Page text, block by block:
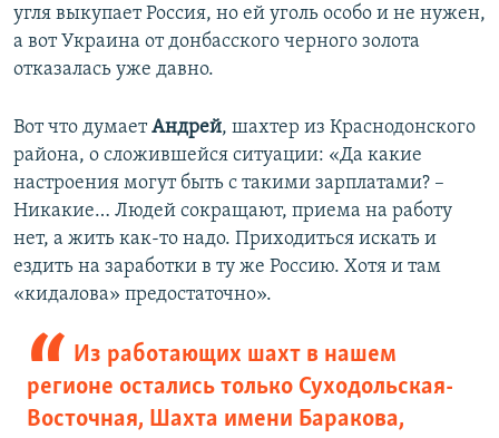
угля выкупает Россия, но ей уголь особо и не нужен,
а вот Украина от донбасского черного золота
отказалась уже давно.
Вот что думаетАндрей, шахтер из Краснодонского
района, о сложившейся ситуации: «Да какие
настроения могут быть с такими зарплатами? –
Никакие… Людей сокращают, приема на работу
нет, а жить как-то надо. Приходиться искать и
ездить на заработки в ту же Россию. Хотя и там
«кидалова» предостаточно».
Из работающих шахт в нашем
регионе остались только Суходольская-
Восточная, Шахта имени Баракова,